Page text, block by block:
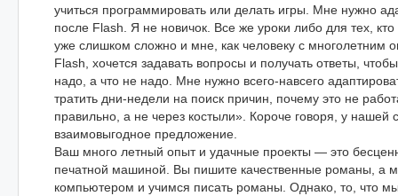
учиться программировать или делать игры. Мне нужно
после Flash. Я не новичок. Все же уроки либо для тех, кто
уже слишком сложно и мне, как человеку с многолетним
Flash, хочется задавать вопросы и получать ответы,
надо, а что не надо. Мне нужно всего-навсего
тратить дни-недели на поиск причин, почему это не
правильно, а не через костыли». Короче говоря, у нашей
взаимовыгодное предложение.
Ваш много летный опыт и удачные проекты — это
печатной машиной. Вы пишите качественные романы, а
компьютером и учимся писать романы. Однако, то, что